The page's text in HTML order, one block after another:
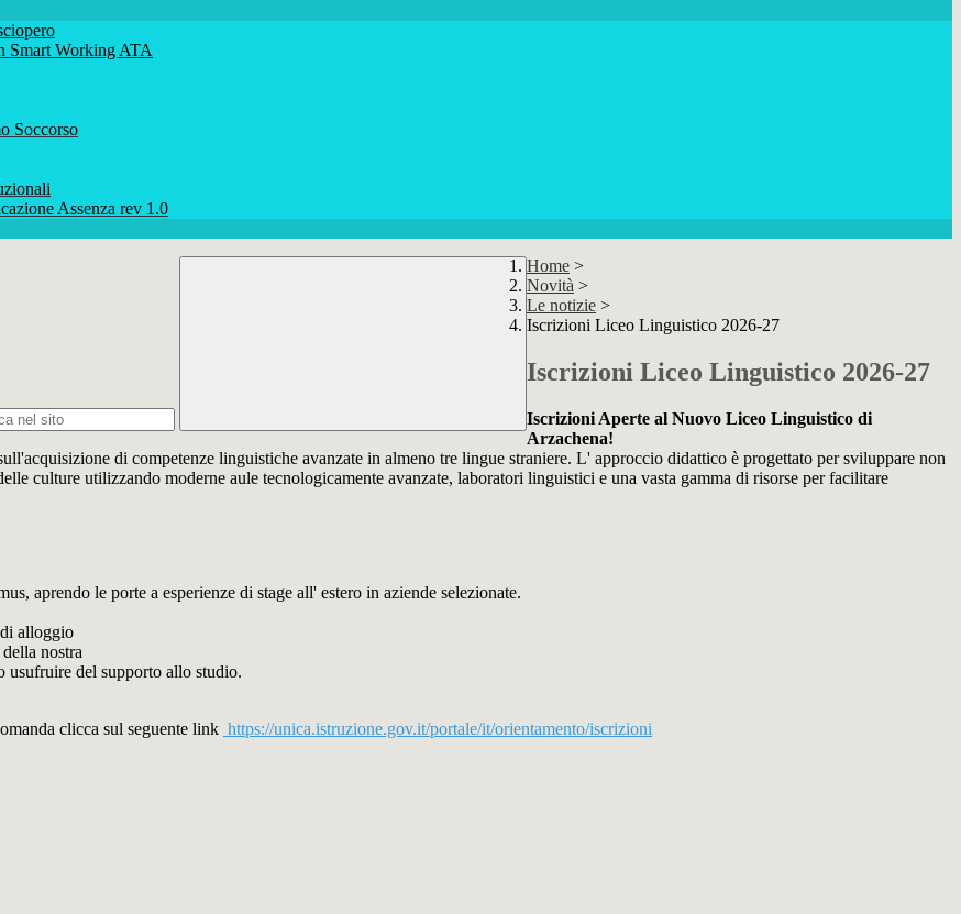
Smart Working ATA
Soccorso
Assenza rev 1.0
Home >
Novità >
Le notizie >
Iscrizioni Liceo Linguistico 2026-27
Iscrizioni Liceo Linguistico 2026-27
Iscrizioni Aperte al Nuovo Liceo Linguistico di
Arzachena!
di competenze linguistiche avanzate in almeno tre lingue straniere. L' approccio didattico è progettato per sviluppare non
culture utilizzando moderne aule tecnologicamente avanzate, laboratori linguistici e una vasta gamma di risorse per facilitare
aprendo le porte a esperienze di stage all' estero in aziende selezionate.
alloggio
nostra
usufruire del supporto allo studio.
clicca sul seguente link https://unica.istruzione.gov.it/portale/it/orientamento/iscrizioni